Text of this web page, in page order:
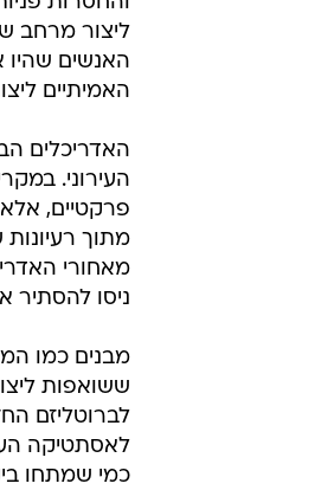
ליצור מרחב
האנשים שהיו
האמיתיים
האדריכלים
העירוני.
פרקטיים,
מתוך
מאחורי
ניסו להסתיר
מבנים כמו
ששואפות
לברוטליזם
לאסתטיקה
כמי שמתחו